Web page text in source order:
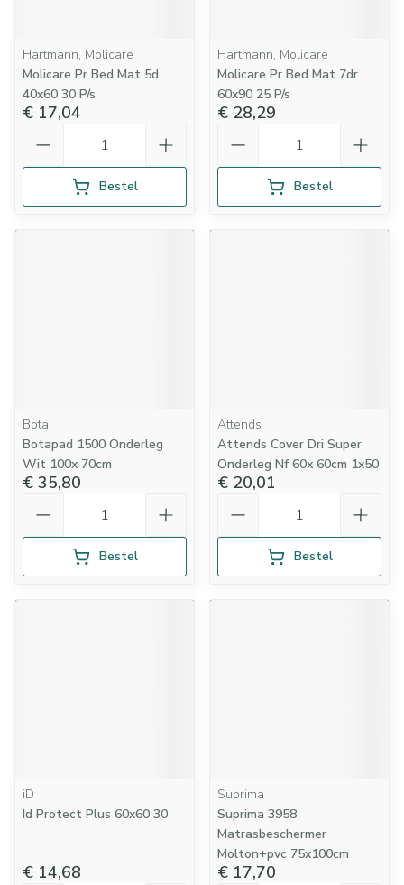
Hartmann, Molicare
Molicare Pr Bed Mat 5d
40x60 30 P/s
€ 17,04
Bestel
Hartmann, Molicare
Molicare Pr Bed Mat 7dr
60x90 25 P/s
€ 28,29
Bestel
Bota
Botapad 1500 Onderleg
Wit 100x 70cm
€ 35,80
Bestel
Attends
Attends Cover Dri Super
Onderleg Nf 60x 60cm 1x50
€ 20,01
Bestel
iD
Id Protect Plus 60x60 30
€ 14,68
Suprima
Suprima 3958
Matrasbeschermer
Molton+pvc 75x100cm
€ 17,70